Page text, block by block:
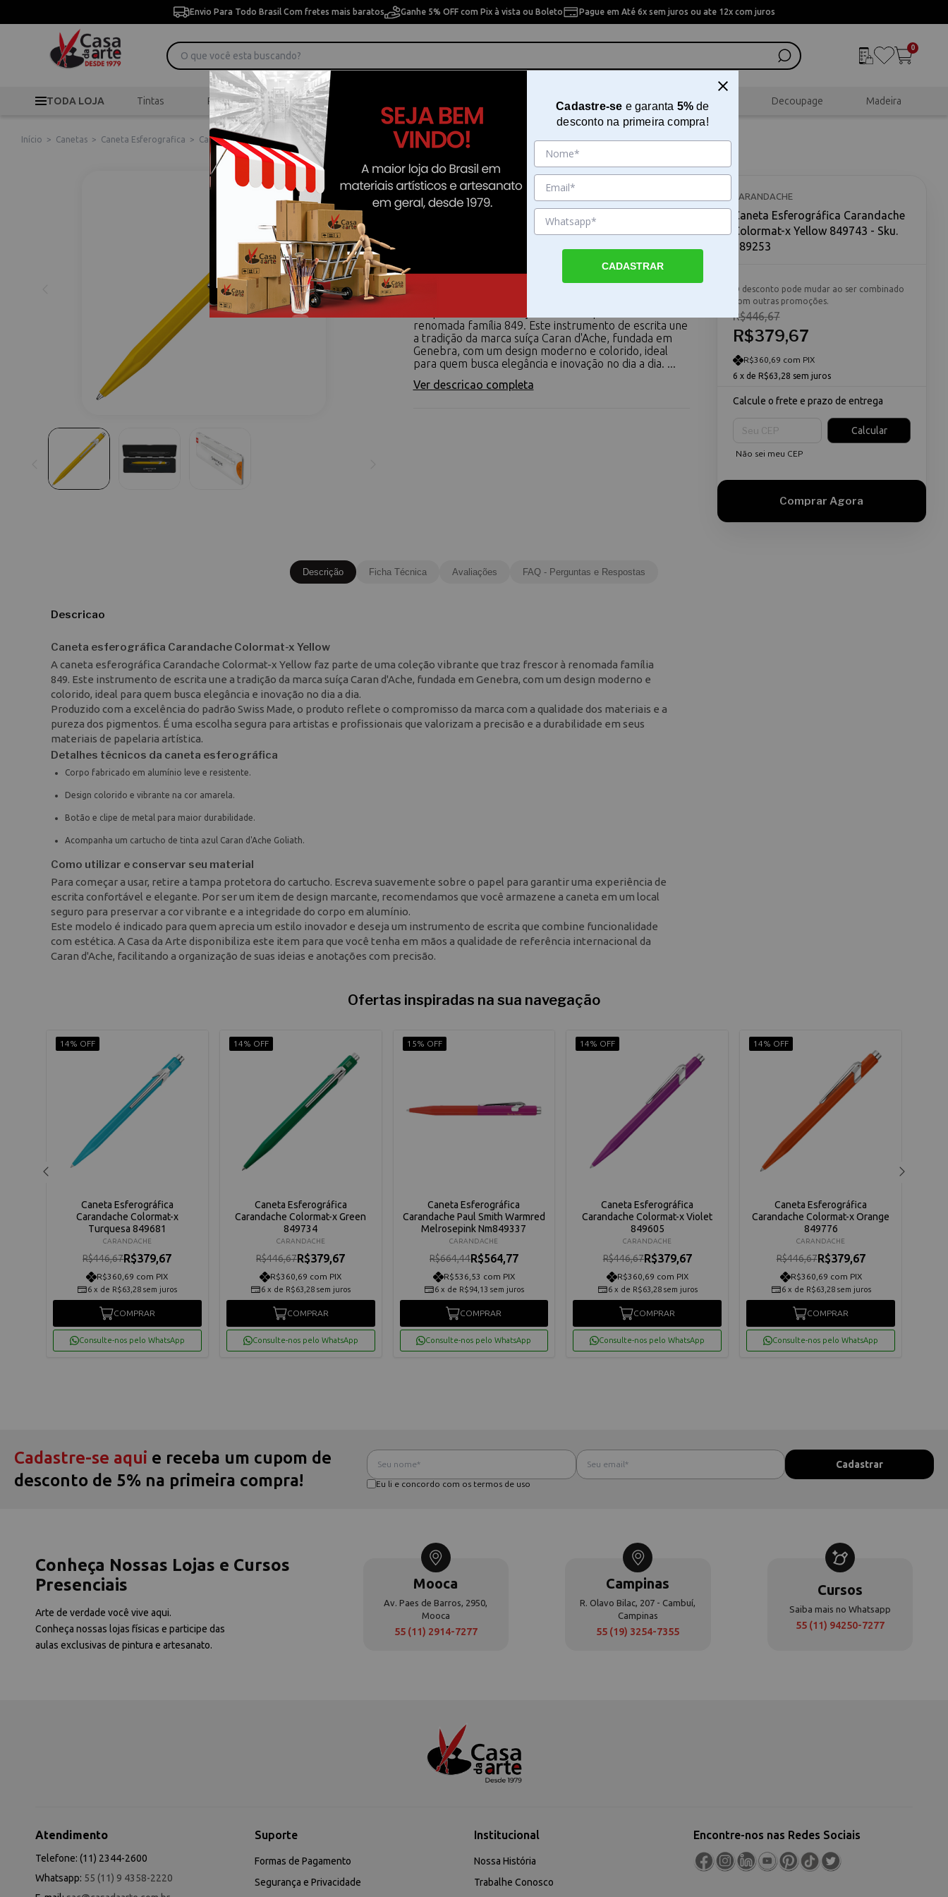
Envio Para Todo Brasil Com fretes mais baratos Ganhe 5% OFF com Pix à vista ou Boleto Pague em Até 6x sem juros ou ate 12x com juros
0
TODA LOJA Tintas Pincéis Desenho Pintura Artesanal Scrapbook Decoupage Madeira
Início > Canetas > Caneta Esferografica > Caneta Esferográfica Carandache Colormat-x Yellow 849743
Caneta Esferográfica Carandache
Colormat-x Yellow 849743
Caneta esferográfica Carandache Colormat-x Yellow A
renomada família 849. Este instrumento de escrita une
a tradição da marca suíça Caran d'Ache, fundada em
Genebra, com um design moderno e colorido, ideal
para quem busca elegância e inovação no dia a dia. ...
Ver descricao completa
CARANDACHE
Caneta Esferográfica Carandache
Colormat-x Yellow 849743 - Sku.
189253
R$379,67
R$446,67
O desconto pode mudar ao ser combinado
com outras promoções.
R$360,69 com PIX
6 x de R$63,28 sem juros
Calcule o frete e prazo de entrega
Calcular
Não sei meu CEP
Descrição Ficha Técnica Avaliações FAQ - Perguntas e Respostas
Descricao
Caneta esferográfica Carandache Colormat-x Yellow
A caneta esferográfica Carandache Colormat-x Yellow faz parte de uma coleção vibrante que traz frescor à renomada família
849. Este instrumento de escrita une a tradição da marca suíça Caran d'Ache, fundada em Genebra, com um design moderno e
colorido, ideal para quem busca elegância e inovação no dia a dia.
Produzido com a excelência do padrão Swiss Made, o produto reflete o compromisso da marca com a qualidade dos materiais e a
pureza dos pigmentos. É uma escolha segura para artistas e profissionais que valorizam a precisão e a durabilidade em seus
materiais de papelaria artística.
Detalhes técnicos da caneta esferográfica
Corpo fabricado em alumínio leve e resistente.
Design colorido e vibrante na cor amarela.
Botão e clipe de metal para maior durabilidade.
Acompanha um cartucho de tinta azul Caran d'Ache Goliath.
Como utilizar e conservar seu material
Para começar a usar, retire a tampa protetora do cartucho. Escreva suavemente sobre o papel para garantir uma experiência de
escrita confortável e elegante. Por ser um item de design marcante, recomendamos que você armazene a caneta em um local
seguro para preservar a cor vibrante e a integridade do corpo em alumínio.
Este modelo é indicado para quem aprecia um estilo inovador e deseja um instrumento de escrita que combine funcionalidade
com estética. A Casa da Arte disponibiliza este item para que você tenha em mãos a qualidade de referência internacional da
Caran d'Ache, facilitando a organização de suas ideias e anotações com precisão.
Ofertas inspiradas na sua navegação
14% OFF
Caneta Esferográfica
Carandache Colormat-x
Turquesa 849681
CARANDACHE
R$446,67R$379,67
R$360,69 com PIX
6 x de R$63,28 sem juros
COMPRAR
Consulte-nos pelo WhatsApp
14% OFF
Caneta Esferográfica
Carandache Colormat-x Green
849734
CARANDACHE
R$446,67R$379,67
R$360,69 com PIX
6 x de R$63,28 sem juros
COMPRAR
Consulte-nos pelo WhatsApp
15% OFF
Caneta Esferográfica
Carandache Paul Smith Warmred
Melrosepink Nm849337
CARANDACHE
R$664,44R$564,77
R$536,53 com PIX
6 x de R$94,13 sem juros
COMPRAR
Consulte-nos pelo WhatsApp
14% OFF
Caneta Esferográfica
Carandache Colormat-x Violet
849605
CARANDACHE
R$446,67R$379,67
R$360,69 com PIX
6 x de R$63,28 sem juros
COMPRAR
Consulte-nos pelo WhatsApp
14% OFF
Caneta Esferográfica
Carandache Colormat-x Orange
849776
CARANDACHE
R$446,67R$379,67
R$360,69 com PIX
6 x de R$63,28 sem juros
COMPRAR
Consulte-nos pelo WhatsApp
Cadastre-se aqui e receba um cupom de
desconto de 5% na primeira compra!
Eu li e concordo com os termos de uso
Conheça Nossas Lojas e Cursos
Presenciais
Arte de verdade você vive aqui.
Conheça nossas lojas físicas e participe das
aulas exclusivas de pintura e artesanato.
Mooca
Av. Paes de Barros, 2950,
Mooca
55 (11) 2914-7277
Campinas
R. Olavo Bilac, 207 - Cambuí,
Campinas
55 (19) 3254-7355
Cursos
Saiba mais no Whatsapp
55 (11) 94250-7277
Atendimento
Telefone: (11) 2344-2600
Whatsapp: 55 (11) 9 4358-2220
Suporte
Formas de Pagamento
Segurança e Privacidade
Institucional
Nossa História
Trabalhe Conosco
Encontre-nos nas Redes Sociais
Cadastre-se e garanta 5%de
desconto na primeira compra!
CADASTRAR